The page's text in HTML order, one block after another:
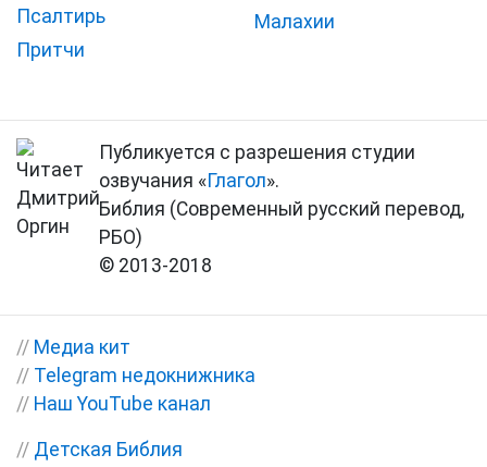
Псалтирь
Притчи
Малахии
Публикуется с разрешения студии
озвучания «Глагол».
Библия (Современный русский перевод,
РБО)
© 2013-2018
// Медиа кит
// Telegram недокнижника
// Наш YouTube канал
// Детская Библия